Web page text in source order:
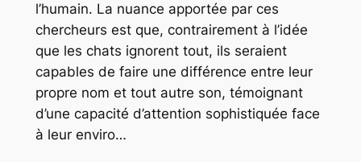
l’humain. La nuance apportée par ces
chercheurs est que, contrairement à l’idée
que les chats ignorent tout, ils seraient
capables de faire une différence entre leur
propre nom et tout autre son, témoignant
d’une capacité d’attention sophistiquée face
à leur enviro…